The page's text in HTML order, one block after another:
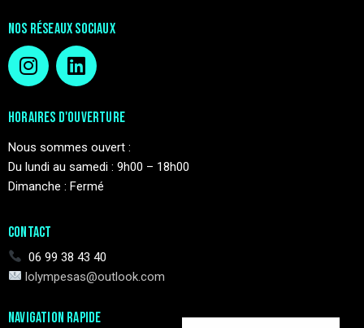
NOS RÉSEAUX SOCIAUX
HORAIRES D'OUVERTURE
Nous sommes ouvert :
Du lundi au samedi : 9h00 – 18h00
Dimanche : Fermé
CONTACT
06 99 38 43 40
lolympesas@outlook.com
NAVIGATION RAPIDE